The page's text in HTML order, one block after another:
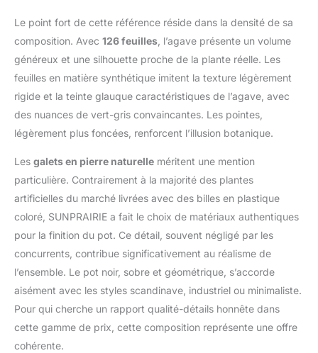
vivantes. Plante
artificielle durable et de
taille complète : notre
faux agave classique
est fabriqué dans un
beau pot noir mat
recouvert de galets de
rivière naturels. Il est
superbe à l'intérieur et
placé à l'extérieur car il
est fabriqué à partir de
matériaux résistants
aux UV et est
entièrement
imperméable. Les
feuilles vertes riches
vont bien avec
n'importe quel style
dans votre maison ou
votre cour. Installation
facile pour une variété
Le point fort de cette référence réside dans la densité de sa
composition. Avec 126 feuilles , l’agave présente un volume
généreux et une silhouette proche de la plante réelle. Les
feuilles en matière synthétique imitent la texture légèrement
rigide et la teinte glauque caractéristiques de l’agave, avec
des nuances de vert-gris convaincantes. Les pointes,
légèrement plus foncées, renforcent l’illusion botanique.
Les galets en pierre naturelle méritent une mention
particulière. Contrairement à la majorité des plantes
artificielles du marché livrées avec des billes en plastique
coloré, SUNPRAIRIE a fait le choix de matériaux authentiques
pour la finition du pot. Ce détail, souvent négligé par les
concurrents, contribue significativement au réalisme de
l’ensemble. Le pot noir, sobre et géométrique, s’accorde
aisément avec les styles scandinave, industriel ou minimaliste.
Pour qui cherche un rapport qualité-détails honnête dans
cette gamme de prix, cette composition représente une offre
cohérente.